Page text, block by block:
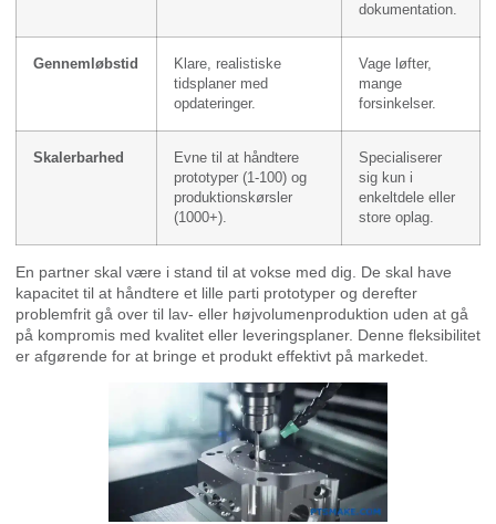
dokumentation.
Gennemløbstid
Klare, realistiske
tidsplaner med
opdateringer.
Vage løfter,
mange
forsinkelser.
Skalerbarhed
Evne til at håndtere
prototyper (1-100) og
produktionskørsler
(1000+).
Specialiserer
sig kun i
enkeltdele eller
store oplag.
En partner skal være i stand til at vokse med dig. De skal have
kapacitet til at håndtere et lille parti prototyper og derefter
problemfrit gå over til lav- eller højvolumenproduktion uden at gå
på kompromis med kvalitet eller leveringsplaner. Denne fleksibilitet
er afgørende for at bringe et produkt effektivt på markedet.